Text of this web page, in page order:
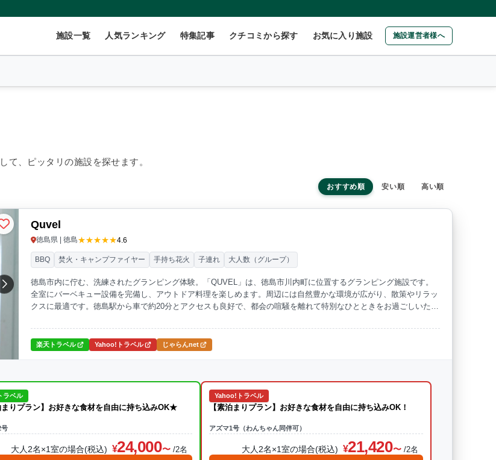
施設一覧 人気ランキング 特集記事 クチコミから探す お気に入り施設 施設運営者様へ
ペット連れ
ージ・ロッジ バンガロー・キャビン
1組限定貸切
キャンプファイヤー 手持ち花火 温泉 プール 海水浴 ドッグラン
て、ピッタリの施設を探せます。
おすすめ順 安い順 高い順
Quvel
徳島県 | 徳島★★★★★4.6
徳島市内に佇む、洗練されたグランピング体験。「QUVEL」は、徳島市川内町に位置するグランピング施設です。
全室にバーベキュー設備を完備し、アウトドア料理を楽しめます。周辺には自然豊かな環境が広がり、散策やリラッ
クスに最適です。徳島駅から車で約20分とアクセスも良好で、都会の喧騒を離れて特別なひとときをお過ごしいただ
BBQ 焚火・キャンプファイヤー 手持ち花火 子連れ 大人数（グループ）
楽天トラベル Yahoo!トラベル じゃらんnet
ラベル
まりプラン】お好きな食材を自由に持ち込みOK★
号
大人2名×1室の場合(税込) 24,000 /2名
Yahoo!トラベル
【素泊まりプラン】お好きな食材を自由に持ち込みOK！
アズマ1号（わんちゃん同伴可）
大人2名×1室の場合(税込) 21,420 /2名